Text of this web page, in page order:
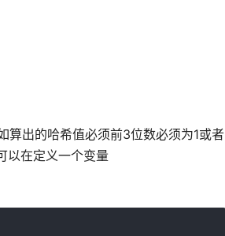
算出的哈希值必须前3位数必须为1或者
以在定义一个变量